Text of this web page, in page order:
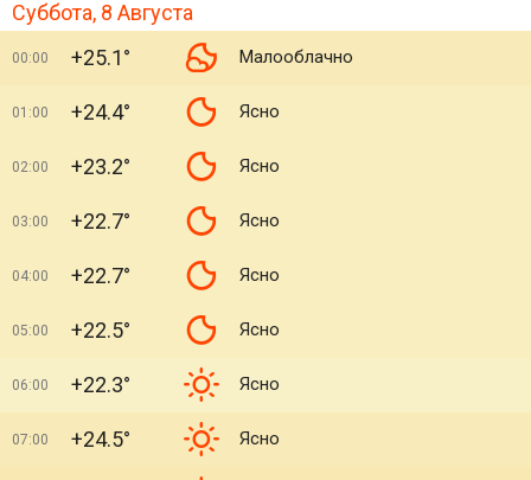
Суббота, 8 Августа
00:00 +25.1° Малооблачно
01:00 +24.4° Ясно
02:00 +23.2° Ясно
03:00 +22.7° Ясно
04:00 +22.7° Ясно
05:00 +22.5° Ясно
06:00 +22.3° Ясно
07:00 +24.5° Ясно